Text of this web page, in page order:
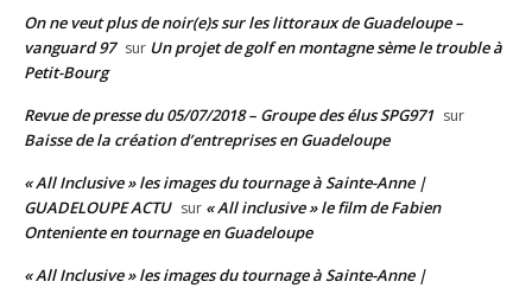
On ne veut plus de noir(e)s sur les littoraux de Guadeloupe –
vanguard 97 sur Un projet de golf en montagne sème le trouble à
Petit-Bourg
Revue de presse du 05/07/2018 – Groupe des élus SPG971 sur
Baisse de la création d’entreprises en Guadeloupe
« All Inclusive » les images du tournage à Sainte-Anne |
GUADELOUPE ACTU sur « All inclusive » le film de Fabien
Onteniente en tournage en Guadeloupe
« All Inclusive » les images du tournage à Sainte-Anne |